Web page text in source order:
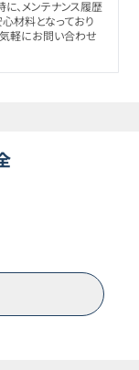
、メンテナンス履歴
材料となっており
気軽にお問い合わせ